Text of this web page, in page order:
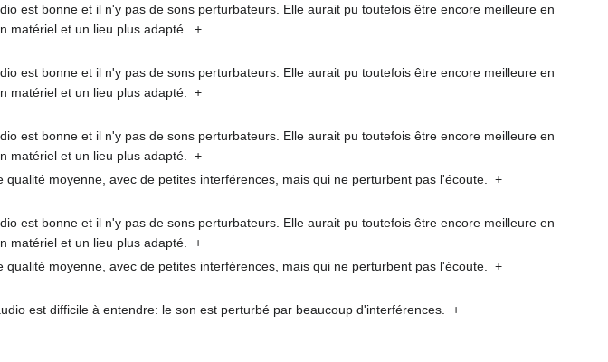
est bonne et il n'y pas de sons perturbateurs. Elle aurait pu toutefois être encore meilleure en
matériel et un lieu plus adapté. +
est bonne et il n'y pas de sons perturbateurs. Elle aurait pu toutefois être encore meilleure en
matériel et un lieu plus adapté. +
est bonne et il n'y pas de sons perturbateurs. Elle aurait pu toutefois être encore meilleure en
matériel et un lieu plus adapté. +
qualité moyenne, avec de petites interférences, mais qui ne perturbent pas l'écoute. +
est bonne et il n'y pas de sons perturbateurs. Elle aurait pu toutefois être encore meilleure en
matériel et un lieu plus adapté. +
qualité moyenne, avec de petites interférences, mais qui ne perturbent pas l'écoute. +
est difficile à entendre: le son est perturbé par beaucoup d'interférences. +